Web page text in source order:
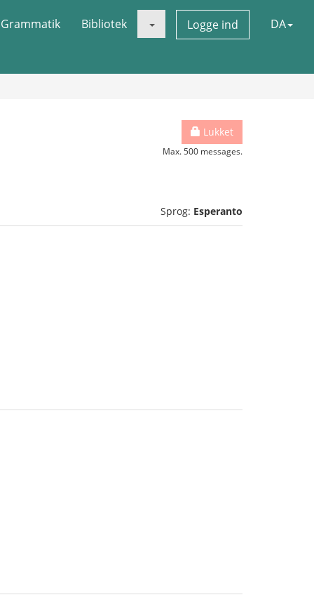
Grammatik Bibliotek Logge ind DA
Lukket
Max. 500 messages.
Sprog: Esperanto